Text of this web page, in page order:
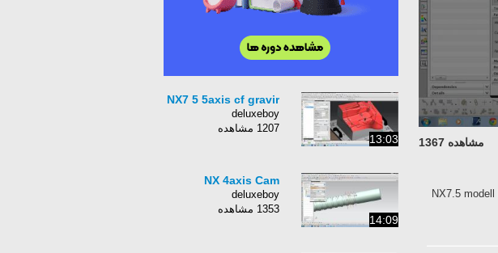
مشاهده 1367
NX7.5 modell
13:03
NX7 5 5axis cf gravir
deluxeboy
1207 مشاهده
14:09
NX 4axis Cam
deluxeboy
1353 مشاهده